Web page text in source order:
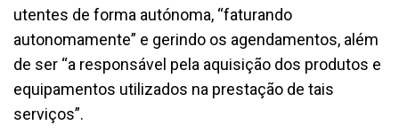
utentes de forma autónoma, “faturando
autonomamente” e gerindo os agendamentos, além
de ser “a responsável pela aquisição dos produtos e
equipamentos utilizados na prestação de tais
serviços”.